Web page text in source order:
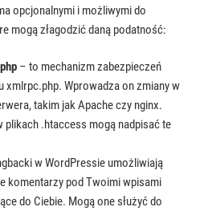
opcjonalnymi i możliwymi do
mogą złagodzić daną podatność:
– to mechanizm zabezpieczeń
xmlrpc.php. Wprowadza on zmiany w
takim jak Apache czy nginx.
plikach .htaccess mogą nadpisać te
w WordPressie umożliwiają
komentarzy pod Twoimi wpisami
do Ciebie. Mogą one służyć do